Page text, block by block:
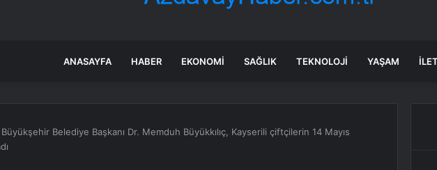
ANASAYFA HABER EKONOMI SAĞLIK TEKNOLOJI YAŞAM
Belediye Başkanı Dr. Memduh Büyükkılıç, Kayserili çiftçilerin 14 Mayıs